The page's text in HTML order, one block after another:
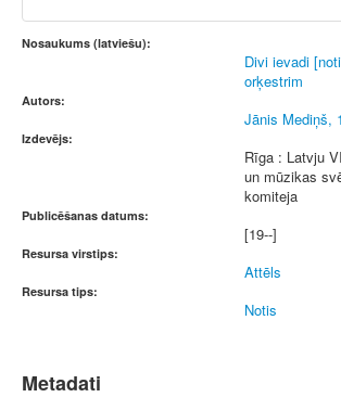
Nosaukums (latviešu):
Divi ievadi
orķestrim
Autors:
Jānis Mediņš,
Izdevējs:
Rīga : Latvju
un mūzikas
komiteja
Publicēšanas datums:
[19--]
Resursa virstips:
Attēls
Resursa tips:
Notis
Metadati